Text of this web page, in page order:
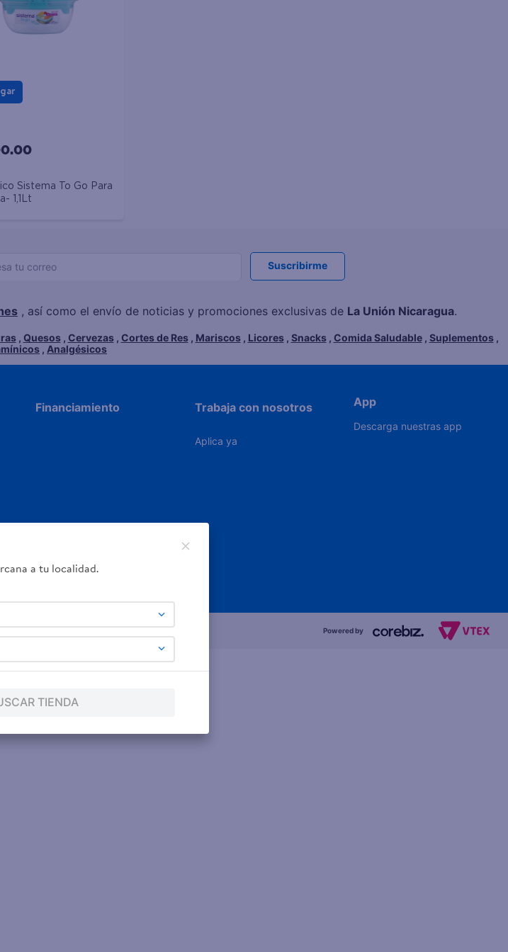
Sistema To Go Para
1,1Lt
Suscribirme
, así como el envío de noticias y promociones exclusivas de La Unión Nicaragua.
, Quesos, Cervezas, Cortes de Res, Mariscos, Licores, Snacks, Comida Saludable, Suplementos,
, Analgésicos
Financiamiento Trabaja con nosotros
Aplica ya
App
Descarga nuestras app
Powered by
a tu localidad.
TIENDA